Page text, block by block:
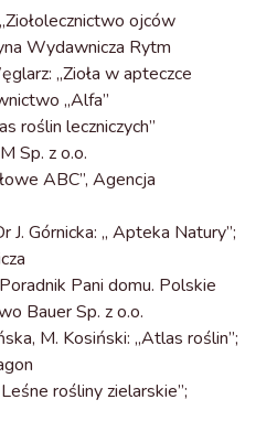
ojców
Wydawnicza Rytm
„Zioła w apteczce
„Alfa”
roślin leczniczych”
Sp. z o.o.
ABC”, Agencja
J. Górnicka: „ Apteka Natury”;
Pani domu. Polskie
Bauer Sp. z o.o.
M. Kosiński: „Atlas roślin”;
rośliny zielarskie”;